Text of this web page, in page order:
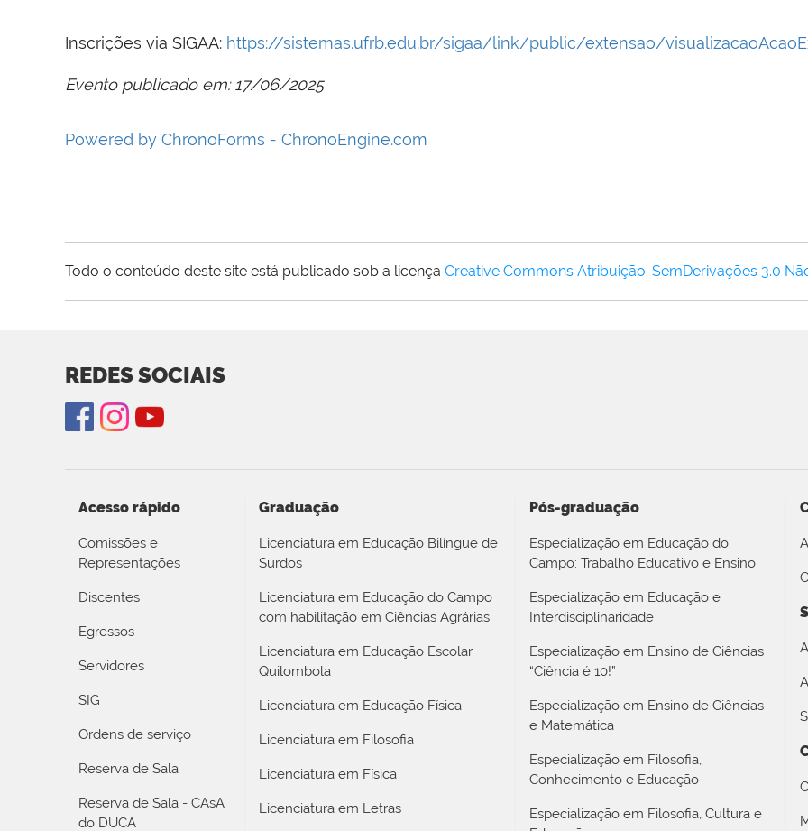
Inscrições via SIGAA: https://sistemas.ufrb.edu.br/sigaa/link/public/extensao/
Evento publicado em: 17/06/2025
Powered by ChronoForms - ChronoEngine.com
Todo o conteúdo deste site está publicado sob a licença Creative Commons Atribuição-SemDerivações 3.0
REDES SOCIAIS
Acesso rápido
Comissões e
Representações
Discentes
Egressos
Servidores
SIG
Ordens de serviço
Reserva de Sala
Reserva de Sala - CAsA
do DUCA
Graduação
Licenciatura em Educação Bilíngue de
Surdos
Licenciatura em Educação do Campo
com habilitação em Ciências Agrárias
Licenciatura em Educação Escolar
Quilombola
Licenciatura em Educação Física
Licenciatura em Filosofia
Licenciatura em Física
Licenciatura em Letras
Pós-graduação
Especialização em Educação do
Campo: Trabalho Educativo e Ensino
Especialização em Educação e
Interdisciplinaridade
Especialização em Ensino de Ciências
“Ciência é 10!”
Especialização em Ensino de Ciências
e Matemática
Especialização em Filosofia,
Conhecimento e Educação
Especialização em Filosofia, Cultura e